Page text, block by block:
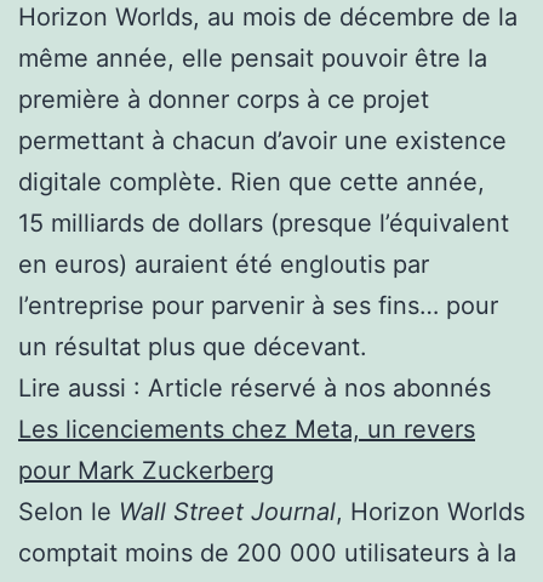
Horizon Worlds, au mois de décembre de la
même année, elle pensait pouvoir être la
première à donner corps à ce projet
permettant à chacun d’avoir une existence
digitale complète. Rien que cette année,
15 milliards de dollars (presque l’équivalent
en euros) auraient été engloutis par
l’entreprise pour parvenir à ses fins… pour
un résultat plus que décevant.
Lire aussi : Article réservé à nos abonnés
Les licenciements chez Meta, un revers
pour Mark Zuckerberg
Selon le Wall Street Journal, Horizon Worlds
comptait moins de 200 000 utilisateurs à la